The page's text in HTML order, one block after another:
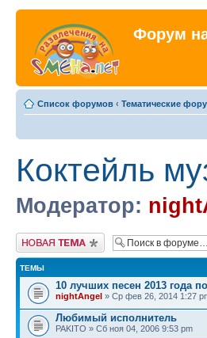
Форум
Список форумов ‹ Тематические
Коктейль
Модератор:
Новая тема
ТЕМЫ
10 лучших песен 2013 года
nightAngel » Ср фев 26, 2014 1:27
Любимый исполнитель
PAKITO » Сб ноя 04, 2006 9:53 pm